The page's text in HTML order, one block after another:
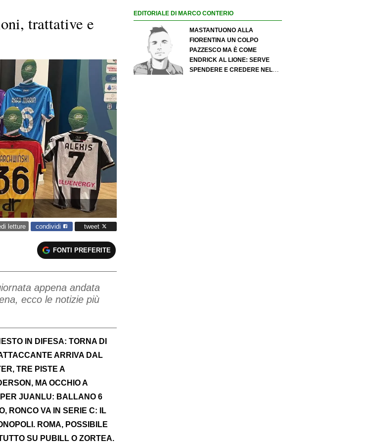
trattative e
letture condividi tweet
FONTI PREFERITE
appena andata
ecco le notizie più
IN DIFESA: TORNA DI
ARRIVA DAL
TRE PISTE A
MA OCCHIO A
PER JUANLU: BALLANO 6
RONCO VA IN SERIE C: IL
ROMA, POSSIBILE
SU PUBILL O ZORTEA.
EDITORIALE DI MARCO CONTERIO
MASTANTUONO ALLA
FIORENTINA UN COLPO
PAZZESCO MA È COME
ENDRICK AL LIONE: SERVE
SPENDERE E CREDERE NELLO